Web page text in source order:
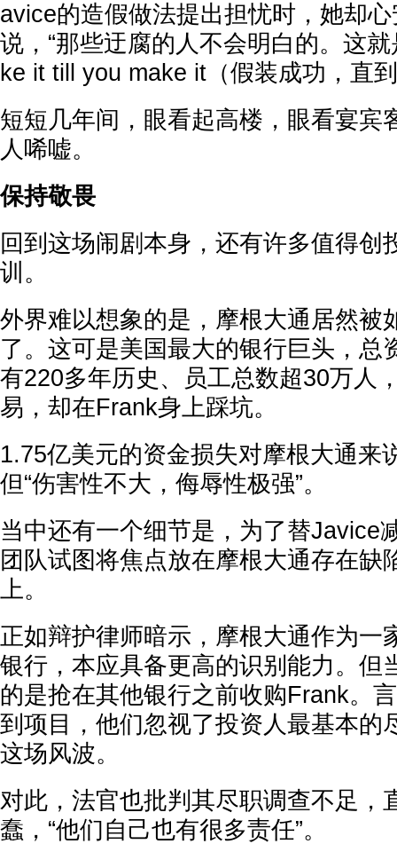
avice的造假做法提出担忧时，她却
说，“那些迂腐的人不会明白的。这
ke it till you make it（假装成功，直
短短几年间，眼看起高楼，眼看宴宾
人唏嘘。
保持敬畏
回到这场闹剧本身，还有许多值得创
训。
外界难以想象的是，摩根大通居然被
了。这可是美国最大的银行巨头，总
有220多年历史、员工总数超30万人
易，却在Frank身上踩坑。
1.75亿美元的资金损失对摩根大通来
但“伤害性不大，侮辱性极强”。
当中还有一个细节是，为了替Javice
团队试图将焦点放在摩根大通存在缺
上。
正如辩护律师暗示，摩根大通作为一
银行，本应具备更高的识别能力。但
的是抢在其他银行之前收购Frank。
到项目，他们忽视了投资人最基本的
这场风波。
对此，法官也批判其尽职调查不足，
蠢，“他们自己也有很多责任”。